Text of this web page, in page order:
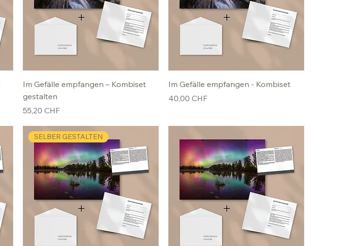
Im Gefälle empfangen – Kombiset
gestalten
Preis
55,20 CHF
Im Gefälle empfangen - Kombiset
Preis
40,00 CHF
SELBER GESTALTEN